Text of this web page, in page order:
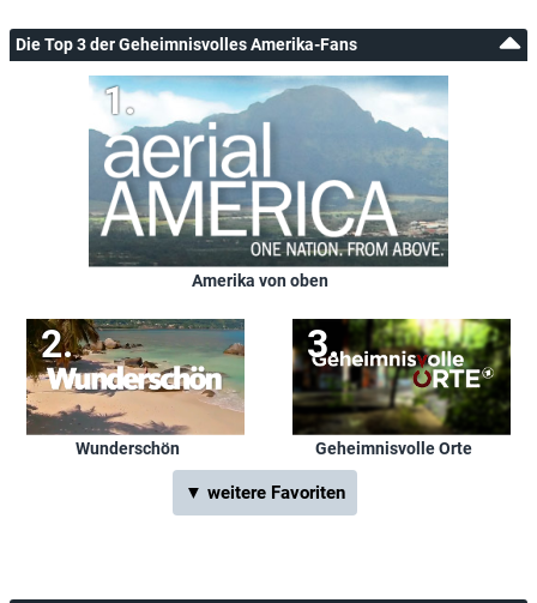
Die Top 3 der Geheimnisvolles Amerika-Fans
Amerika von oben
Wunderschön Geheimnisvolle Orte
▼ weitere Favoriten